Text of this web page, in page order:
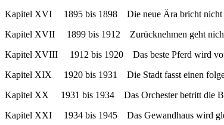
Kapitel XVI 1895 bis 1898 Die neue Ära bricht nicht
Kapitel XVII 1899 bis 1912 Zurücknehmen geht
Kapitel XVIII 1912 bis 1920 Das beste Pferd wird
Kapitel XIX 1920 bis 1931 Die Stadt fasst einen
Kapitel XX 1931 bis 1934 Das Orchester betritt die
Kapitel XXI 1934 bis 1945 Das Gewandhaus wird